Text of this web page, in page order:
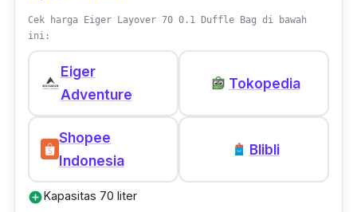
terhadap perlindungan lingkungan.
Cek harga Eiger Layover 70 0.1 Duffle Bag di bawah
ini:
Eiger
Adventure
Tokopedia
Shopee
Indonesia
Blibli
add_circleKapasitas 70 liter